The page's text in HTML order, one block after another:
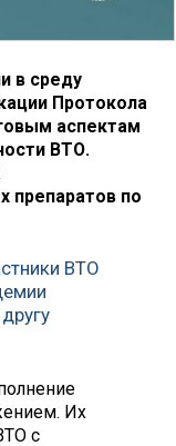
в среду
Протокола
аспектам
ВТО.
препаратов по
ВТО
Их
с